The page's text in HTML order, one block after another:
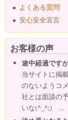
よくある質問
安心安全宣言
お客様の声
途中経過です
当サイトに掲
のないようコ
社とは面談の
いな(^_^;) ...